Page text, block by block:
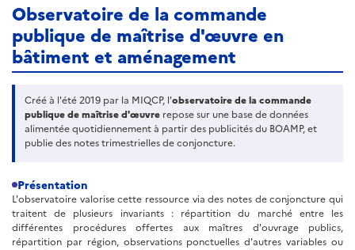
Observatoire de la commande
publique de maîtrise d'œuvre en
bâtiment et aménagement
Créé à l'été 2019 par la MIQCP, l'observatoire de la commande
publique de maîtrise d'œuvre repose sur une base de données
alimentée quotidiennement à partir des publicités du BOAMP, et
publie des notes trimestrielles de conjoncture.
Présentation
L'observatoire valorise cette ressource via des notes de conjoncture qui
traitent de plusieurs invariants : répartition du marché entre les
différentes procédures offertes aux maîtres d'ouvrage publics,
répartition par région, observations ponctuelles d'autres variables ou